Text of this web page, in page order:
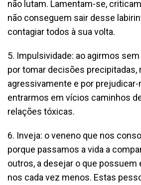
não lutam. Lamentam-se,
não conseguem sair desse
contagiar todos à sua volta.
5. Impulsividade: ao agirmos
por tomar decisões precipitadas,
agressivamente e por prejudicar-
entrarmos em vícios caminhos
relações tóxicas.
6. Inveja: o veneno que nos
porque passamos a vida a
outros, a desejar o que possuem
nos cada vez menos. Estas